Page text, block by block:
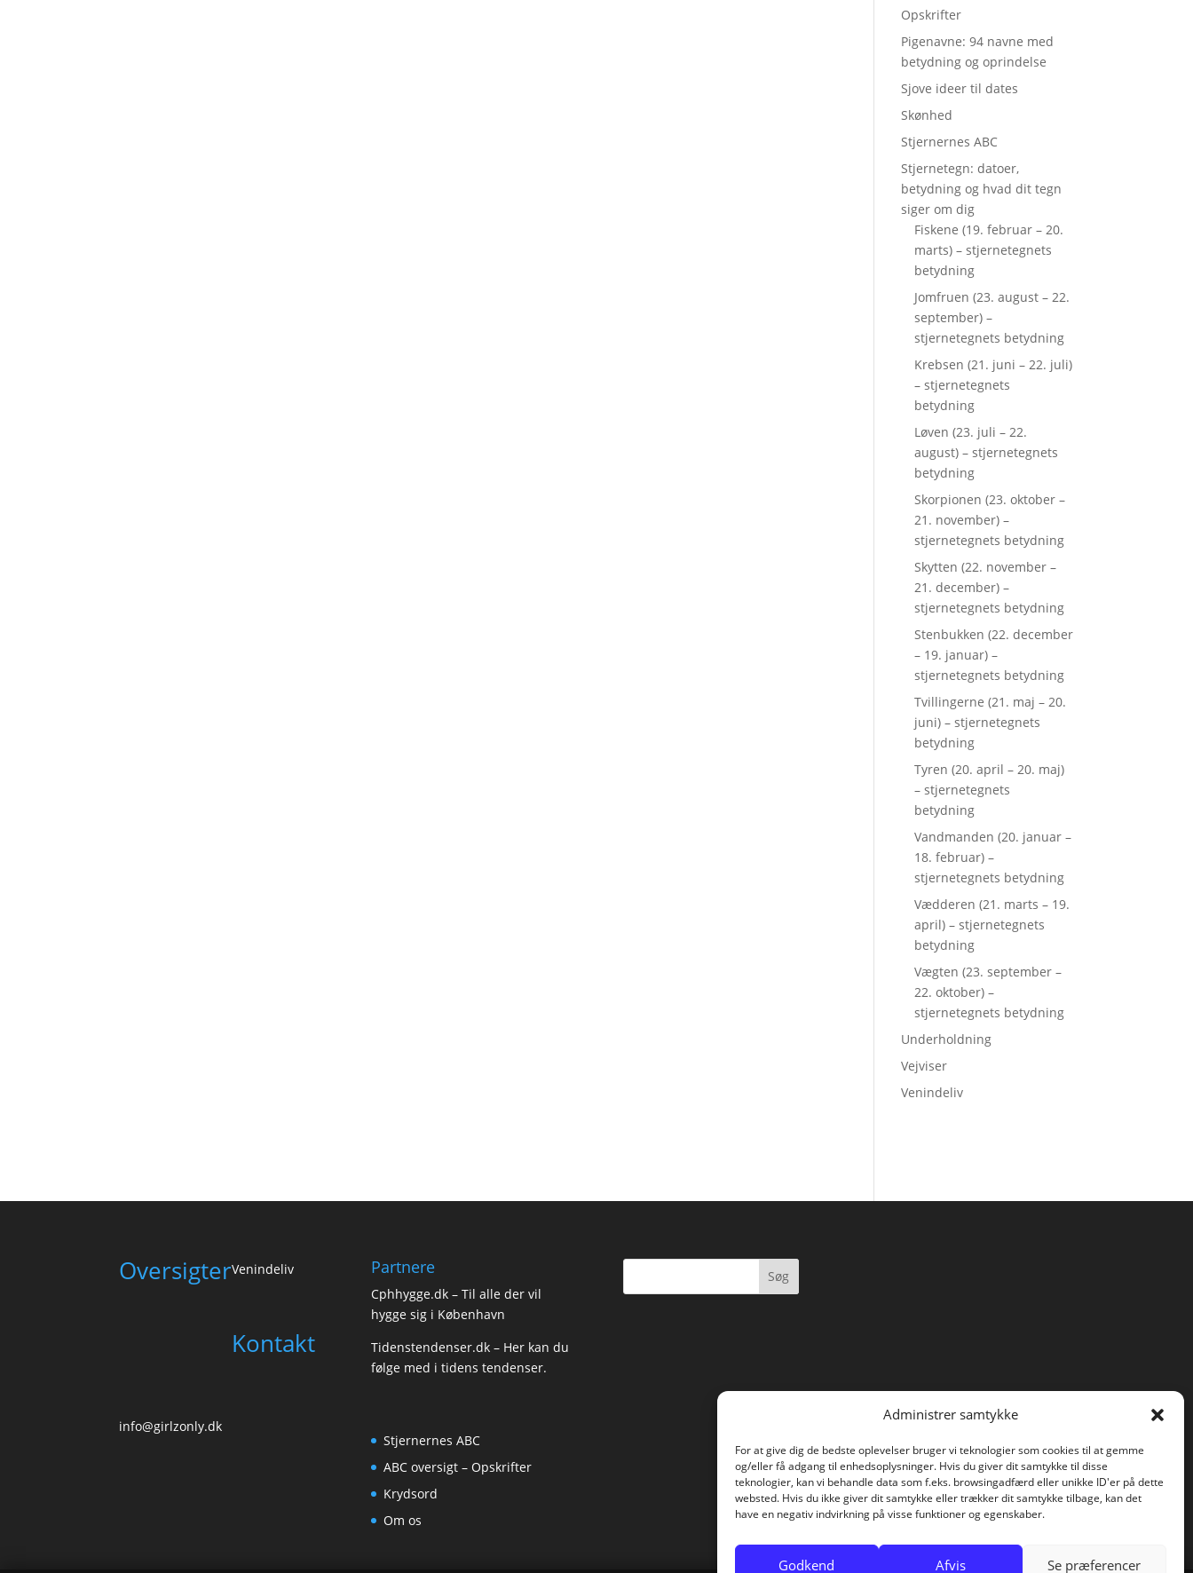
Administrer samtykke
For at give dig de bedste oplevelser bruger vi teknologier som cookies til at gemme
og/eller få adgang til enhedsoplysninger. Hvis du giver dit samtykke til disse
teknologier, kan vi behandle data som f.eks. browsingadfærd eller unikke ID'er på dette
websted. Hvis du ikke giver dit samtykke eller trækker dit samtykke tilbage, kan det
have en negativ indvirkning på visse funktioner og egenskaber.
Godkend Afvis Se præferencer
Opskrifter
Pigenavne: 94 navne med
betydning og oprindelse
Sjove ideer til dates
Skønhed
Stjernernes ABC
Stjernetegn: datoer,
betydning og hvad dit tegn
siger om dig
Fiskene (19. februar – 20.
marts) – stjernetegnets
betydning
Jomfruen (23. august – 22.
september) –
stjernetegnets betydning
Krebsen (21. juni – 22. juli)
– stjernetegnets
betydning
Løven (23. juli – 22.
august) – stjernetegnets
betydning
Skorpionen (23. oktober –
21. november) –
stjernetegnets betydning
Skytten (22. november –
21. december) –
stjernetegnets betydning
Stenbukken (22. december
– 19. januar) –
stjernetegnets betydning
Tvillingerne (21. maj – 20.
juni) – stjernetegnets
betydning
Tyren (20. april – 20. maj)
– stjernetegnets
betydning
Vandmanden (20. januar –
18. februar) –
stjernetegnets betydning
Vædderen (21. marts – 19.
april) – stjernetegnets
betydning
Vægten (23. september –
22. oktober) –
stjernetegnets betydning
Underholdning
Vejviser
Venindeliv
OversigterVenindeliv
Kontakt
info@girlzonly.dk
Partnere
Cphhygge.dk– Til alle der vil
hygge sig i København
Tidenstendenser.dk– Her kan du
følge med i tidens tendenser.
Stjernernes ABC
ABC oversigt – Opskrifter
Krydsord
Om os